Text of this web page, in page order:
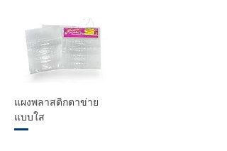
แผงพลาสติกตาข่าย
แบบใส